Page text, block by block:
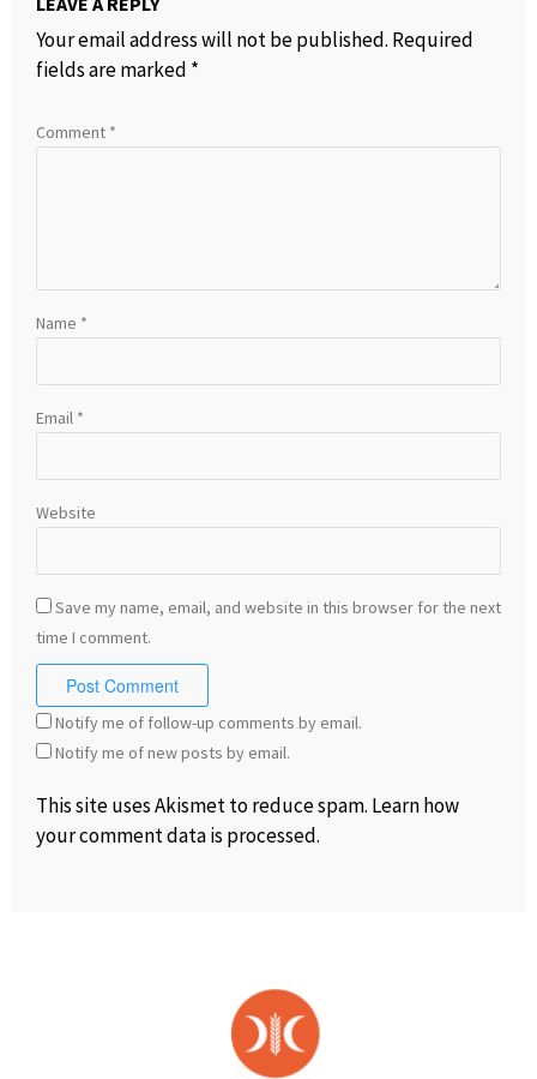
Your email address will not be published. Required
fields are marked *
Comment *
Name *
Email *
Website
Save my name, email, and website in this browser for the next
time I comment.
Notify me of follow-up comments by email.
Notify me of new posts by email.
This site uses Akismet to reduce spam. Learn how
your comment data is processed.